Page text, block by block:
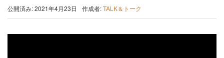
公開済み: 2021年4月23日 作成者:TALK＆トーク